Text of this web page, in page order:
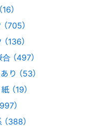
）
705）
136）
（497）
り （53）
（19）
）
388）